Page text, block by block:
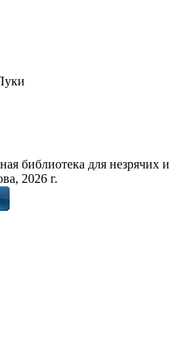
библиотека для незрячих и
2026 г.